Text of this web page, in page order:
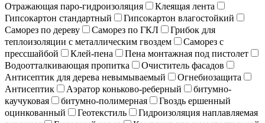
Отражающая паро-гидроизоляция
Клеящая лента
Гипсокартон стандартный
Гипсокартон влагостойкий
Саморез по дереву
Саморез по ГКЛ
Грибок для
теплоизоляции с металлическим гвоздем
Саморез с
прессшайбой
Клей-пена
Пена монтажная под пистолет
Водоотталкивающая пропитка
Очиститель фасадов
Антисептик для дерева невымываемый
Огнебиозащита
Антисептик
Аэратор коньково-реберный
битумно-
каучуковая
битумно-полимерная
Гвоздь ершенный
оцинкованный
Геотекстиль
Гидроизоляция наплавляемая